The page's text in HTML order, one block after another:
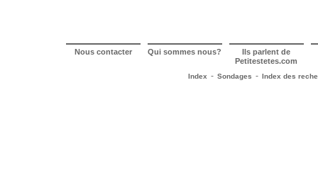
Nous contacter Qui sommes nous? Ils parlent de
Petitestetes.com
Index - Sondages - Index des